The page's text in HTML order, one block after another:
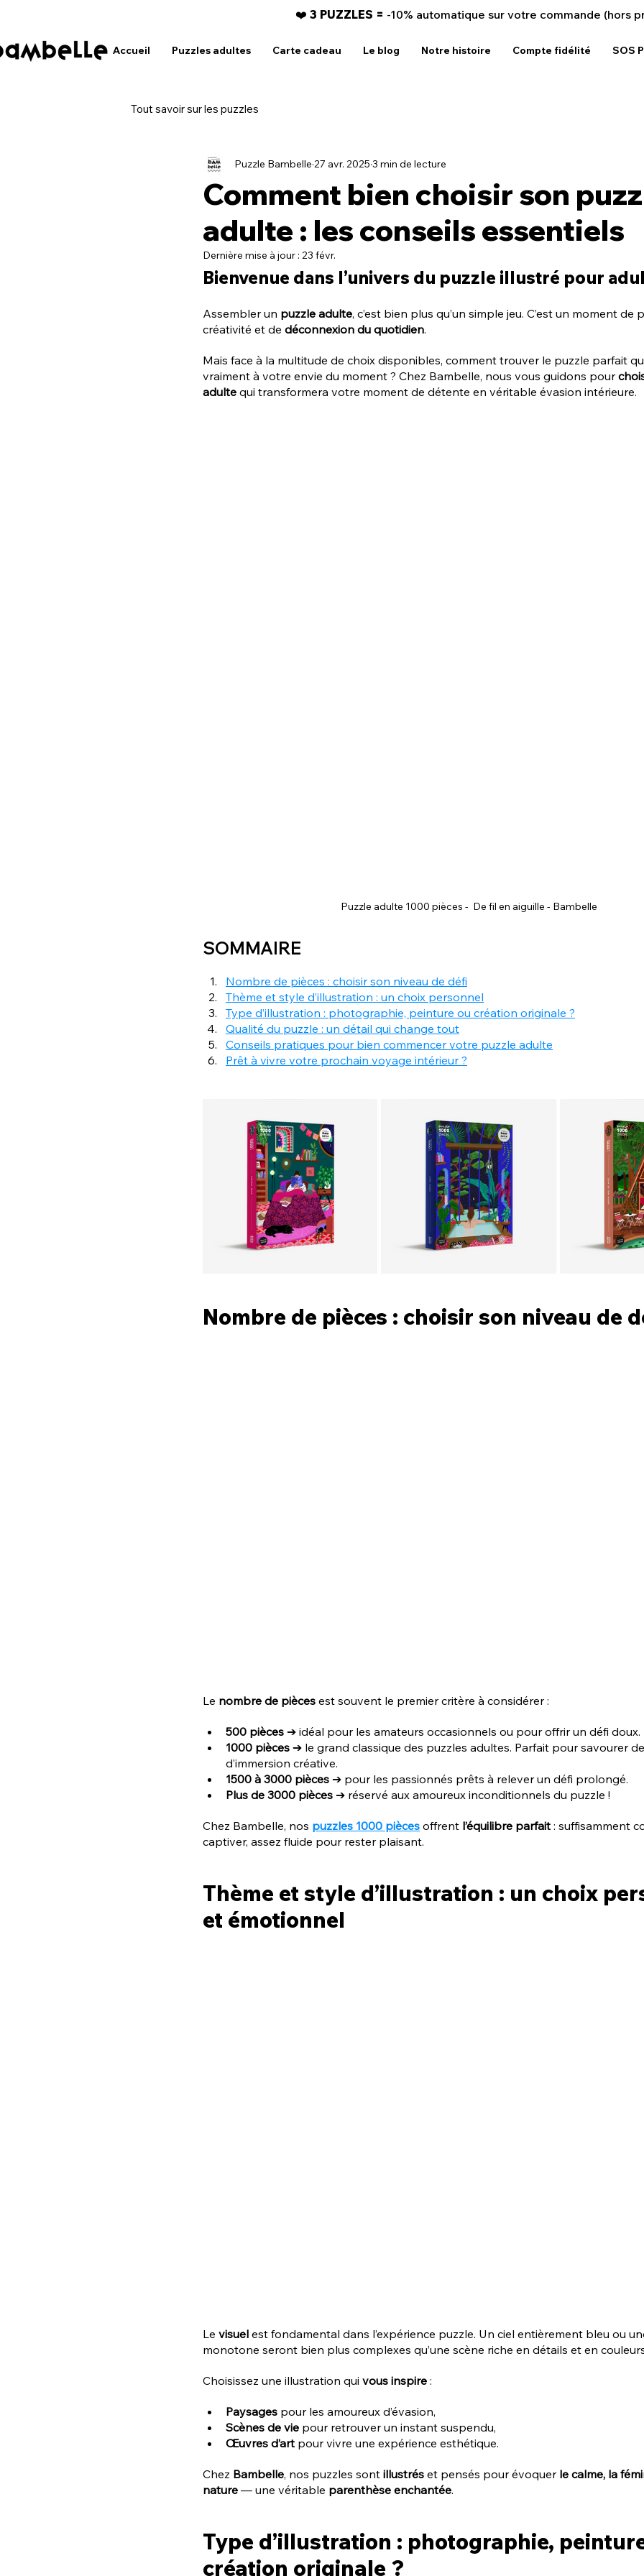
❤️ 3 PUZZLES = -10% automatique sur votre commande (hors
Accueil Puzzles adultes Carte cadeau Le blog Notre histoire Compte fidélité SOS
Tout savoir sur les puzzles
Comment bien choisir son
adulte : les conseils essentiels
Puzzle Bambelle 27 avr. 2025 3 min de lecture
Dernière mise à jour : 23 févr.
Bienvenue dans l’univers du puzzle illustré pour
Assembler un puzzle adulte, c’est bien plus qu’un simple jeu. C’est un moment de
créativité et de déconnexion du quotidien.
Mais face à la multitude de choix disponibles, comment trouver le puzzle parfait
vraiment à votre envie du moment ? Chez Bambelle, nous vous guidons pour
adulte qui transformera votre moment de détente en véritable évasion intérieure.
Puzzle adulte 1000 pièces -  De fil en aiguille - Bambelle
SOMMAIRE
Nombre de pièces : choisir son niveau de défi
Thème et style d’illustration : un choix personnel
Type d’illustration : photographie, peinture ou création originale ?
Qualité du puzzle : un détail qui change tout
Conseils pratiques pour bien commencer votre puzzle adulte
Prêt à vivre votre prochain voyage intérieur ?
Nombre de pièces : choisir son niveau de
Le nombre de pièces est souvent le premier critère à considérer :
500 pièces ➔ idéal pour les amateurs occasionnels ou pour offrir un défi doux.
1000 pièces ➔ le grand classique des puzzles adultes. Parfait pour savourer
d’immersion créative.
1500 à 3000 pièces ➔ pour les passionnés prêts à relever un défi prolongé.
Plus de 3000 pièces ➔ réservé aux amoureux inconditionnels du puzzle !
Chez Bambelle, nos puzzles 1000 pièces offrent l’équilibre parfait : suffisamment
captiver, assez fluide pour rester plaisant.
Thème et style d’illustration : un choix
et émotionnel
Le visuel est fondamental dans l’expérience puzzle. Un ciel entièrement bleu ou
monotone seront bien plus complexes qu’une scène riche en détails et en
Choisissez une illustration qui vous inspire :
Paysages pour les amoureux d’évasion,
Scènes de vie pour retrouver un instant suspendu,
Œuvres d’art pour vivre une expérience esthétique.
Chez Bambelle, nos puzzles sont illustrés et pensés pour évoquer le calme, la
nature — une véritable parenthèse enchantée.
Type d’illustration : photographie,
création originale ?